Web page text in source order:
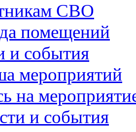
СВО
помещений
и события
мероприятий
на
и события